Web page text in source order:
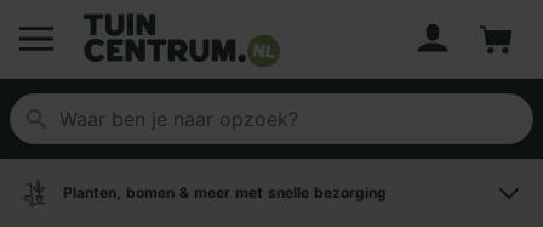
Logo Tuincentrum.nl
Planten, bomen & meer met snelle bezorging